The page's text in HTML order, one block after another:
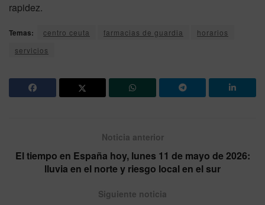
rapidez.
Temas: centro ceuta farmacias de guardia
horarios
servicios
Noticia anterior
El tiempo en España hoy, lunes 11 de mayo de 2026:
lluvia en el norte y riesgo local en el sur
Siguiente noticia